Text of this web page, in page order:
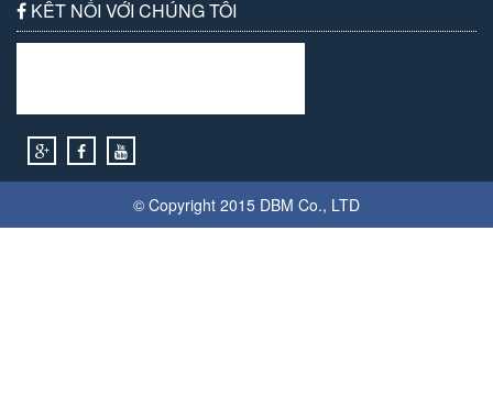
KẾT NỐI VỚI CHÚNG TÔI
© Copyright 2015 DBM Co., LTD